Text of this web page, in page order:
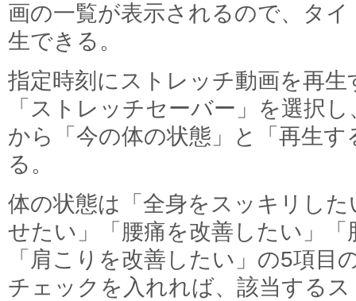
画の一覧が表示されるので、タ
生できる。
指定時刻にストレッチ動画を再
「ストレッチセーバー」を選択
から「今の体の状態」と「再生
る。
体の状態は「全身をスッキリし
せたい」「腰痛を改善したい」
「肩こりを改善したい」の5項目
チェックを入れれば、該当する